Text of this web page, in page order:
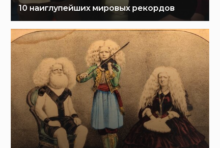
10 наиглупейших мировых рекордов